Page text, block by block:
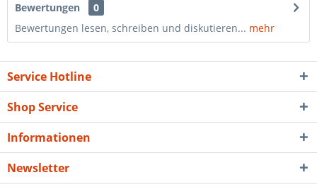
Bewertungen
0
Bewertungen lesen, schreiben und diskutieren... mehr
Service Hotline
Shop Service
Informationen
Newsletter